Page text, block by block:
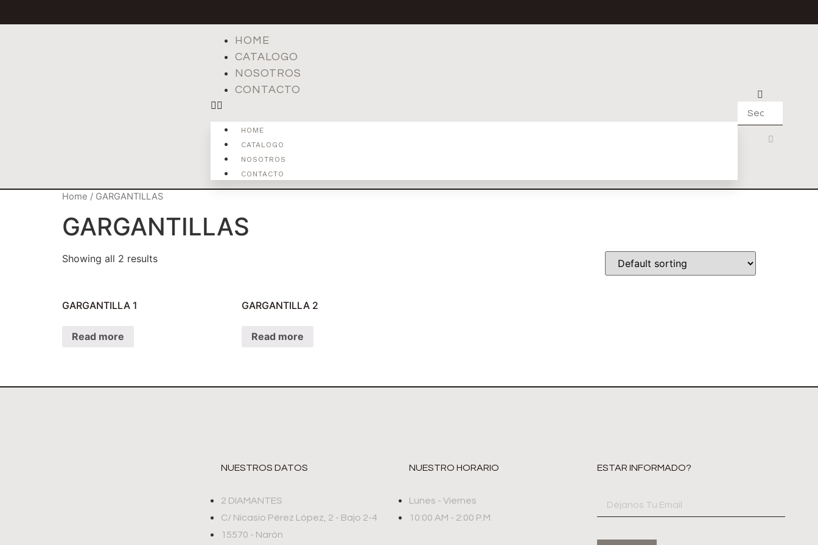
HOME
CATALOGO
NOSOTROS
CONTACTO
HOME
CATALOGO
NOSOTROS
CONTACTO
Home / GARGANTILLAS
GARGANTILLAS
Showing all 2 results
GARGANTILLA 1
Read more
GARGANTILLA 2
Read more
NUESTROS DATOS
2 DIAMANTES
C/ Nicasio Pérez López, 2 - Bajo 2-4
15570 - Narón
NUESTRO HORARIO
Lunes - Viernes
10:00 AM - 2:00 P.M
ESTAR INFORMADO?